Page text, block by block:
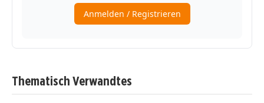
Thematisch Verwandtes